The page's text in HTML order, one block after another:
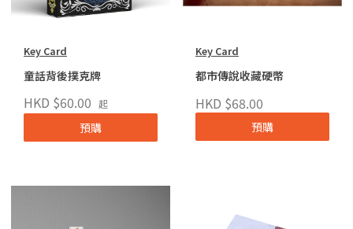
Key Card
童話背後撲克牌
HKD $60.00 起
預購
Key Card
都市傳說收藏硬幣
HKD $68.00
預購